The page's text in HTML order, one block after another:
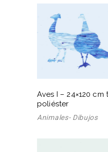
Aves I – 24×120
poliéster
Animales- Dibujos